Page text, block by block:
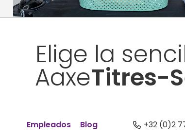
Elige la
AaxeTitres-
Empleados
Blog
+32 (0)2